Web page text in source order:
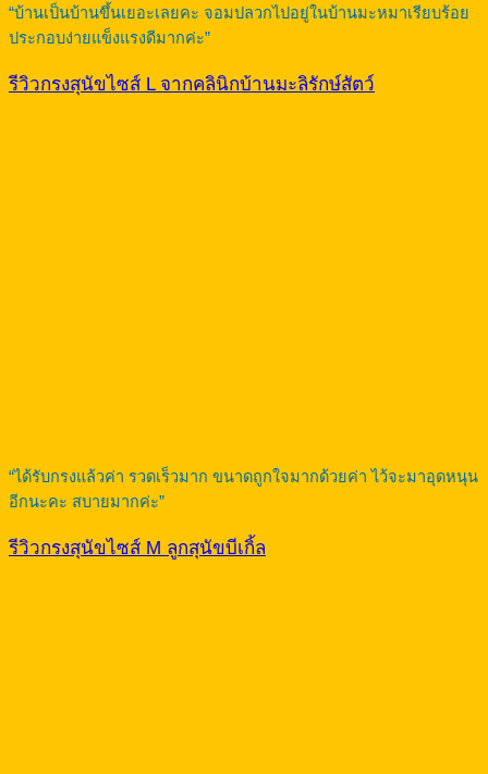
“บ้านเป็นบ้านขึ้นเยอะเลยคะ จอมปลวกไปอยู่ในบ้านมะหมาเรียบร้อย
ประกอบง่ายแข็งแรงดีมากค่ะ”
รีวิวกรงสุนัขไซส์ L จากคลินิกบ้านมะลิรักษ์สัตว์
“ได้รับกรงแล้วค่า รวดเร็วมาก ขนาดถูกใจมากด้วยค่า ไว้จะมาอุดหนุน
อีกนะคะ สบายมากค่ะ”
รีวิวกรงสุนัขไซส์ M ลูกสุนัขบีเกิ้ล